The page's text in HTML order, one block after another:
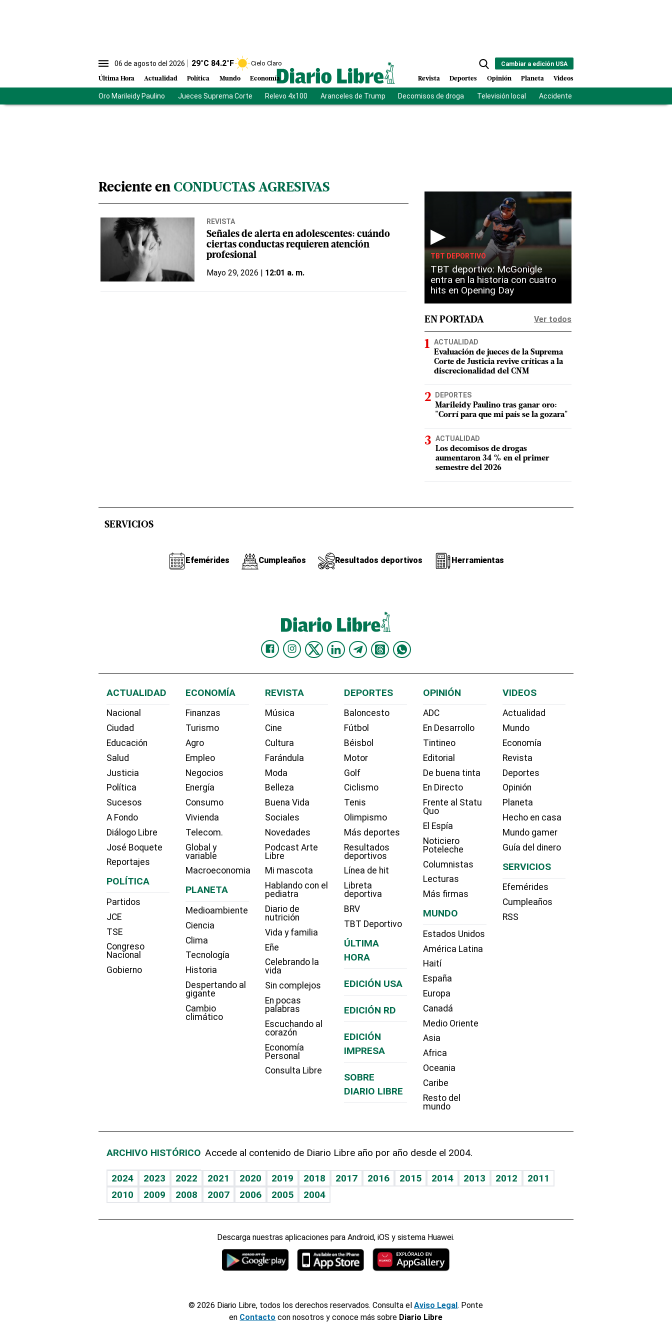
06 de agosto del 2026 29°C 84.2°F Cielo Claro
Última Hora Actualidad Política Mundo Economía
Cambiar a edición USA
Revista Deportes Opinión Planeta Videos
Oro Marileidy Paulino Jueces Suprema Corte Relevo 4x100 Aranceles de Trump Decomisos de droga Televisión local Accidente Los Ríos
Reciente en CONDUCTAS AGRESIVAS
REVISTA
Señales de alerta en adolescentes: cuándo
ciertas conductas requieren atención
profesional
Mayo 29, 2026 | 12:01 a. m.
▶
TBT DEPORTIVO
TBT deportivo: McGonigle
entra en la historia con cuatro
hits en Opening Day
EN PORTADA Ver todos
ACTUALIDAD
Evaluación de jueces de la Suprema
Corte de Justicia revive críticas a la
discrecionalidad del CNM
DEPORTES
Marileidy Paulino tras ganar oro:
"Corrí para que mi país se la gozara"
ACTUALIDAD
Los decomisos de drogas
aumentaron 34 % en el primer
semestre del 2026
SERVICIOS
Efemérides Cumpleaños Resultados deportivos Herramientas
ACTUALIDAD
Nacional
Ciudad
Educación
Salud
Justicia
Política
Sucesos
A Fondo
Diálogo Libre
José Boquete
Reportajes
POLÍTICA
Partidos
JCE
TSE
Congreso
Nacional
Gobierno
ECONOMÍA
Finanzas
Turismo
Agro
Empleo
Negocios
Energía
Consumo
Vivienda
Telecom.
Global y
variable
Macroeconomia
PLANETA
Medioambiente
Ciencia
Clima
Tecnología
Historia
Despertando al
gigante
Cambio
climático
REVISTA
Música
Cine
Cultura
Farándula
Moda
Belleza
Buena Vida
Sociales
Novedades
Podcast Arte
Libre
Mi mascota
Hablando con el
pediatra
Diario de
nutrición
Vida y familia
Eñe
Celebrando la
vida
Sin complejos
En pocas
palabras
Escuchando al
corazón
Economía
Personal
Consulta Libre
DEPORTES
Baloncesto
Fútbol
Béisbol
Motor
Golf
Ciclismo
Tenis
Olimpismo
Más deportes
Resultados
deportivos
Línea de hit
Libreta
deportiva
BRV
TBT Deportivo
ÚLTIMA
HORA
EDICIÓN USA
EDICIÓN RD
EDICIÓN
IMPRESA
SOBRE
DIARIO LIBRE
OPINIÓN
ADC
En Desarrollo
Tintineo
Editorial
De buena tinta
En Directo
Frente al Statu
Quo
El Espía
Noticiero
Poteleche
Columnistas
Lecturas
Más firmas
MUNDO
Estados Unidos
América Latina
Haití
España
Europa
Canadá
Medio Oriente
Asia
Africa
Oceania
Caribe
Resto del
mundo
VIDEOS
Actualidad
Mundo
Economía
Revista
Deportes
Opinión
Planeta
Hecho en casa
Mundo gamer
Guía del dinero
SERVICIOS
Efemérides
Cumpleaños
RSS
ARCHIVO HISTÓRICO Accede al contenido de Diario Libre año por año desde el 2004.
2024 2023 2022 2021 2020 2019 2018 2017 2016 2015 2014 2013 2012
2011
2010
2009 2008 2007 2006 2005 2004
Descarga nuestras aplicaciones para Android, iOS y sistema Huawei.
© 2026 Diario Libre, todos los derechos reservados. Consulta elAviso Legal. Ponte
en Contacto con nosotros y conoce más sobre Diario Libre